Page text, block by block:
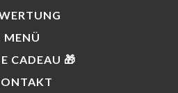
MENÜ
CADEAU 🎁